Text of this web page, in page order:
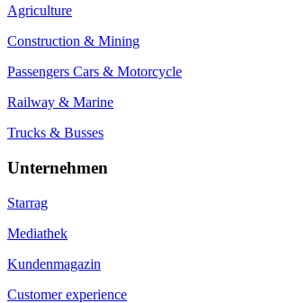
Agriculture
Construction & Mining
Passengers Cars & Motorcycle
Railway & Marine
Trucks & Busses
Unternehmen
Starrag
Mediathek
Kundenmagazin
Customer experience